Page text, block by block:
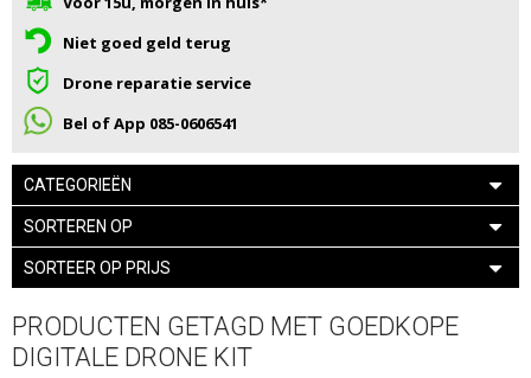
Niet goed geld terug
Drone reparatie service
Bel of App 085-0606541
CATEGORIEËN
SORTEREN OP
SORTEER OP PRIJS
PRODUCTEN GETAGD MET GOEDKOPE
DIGITALE DRONE KIT